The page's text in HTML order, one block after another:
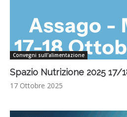
Convegni sull'alimentazione
Spazio Nutrizione 2025 17/
17 Ottobre 2025